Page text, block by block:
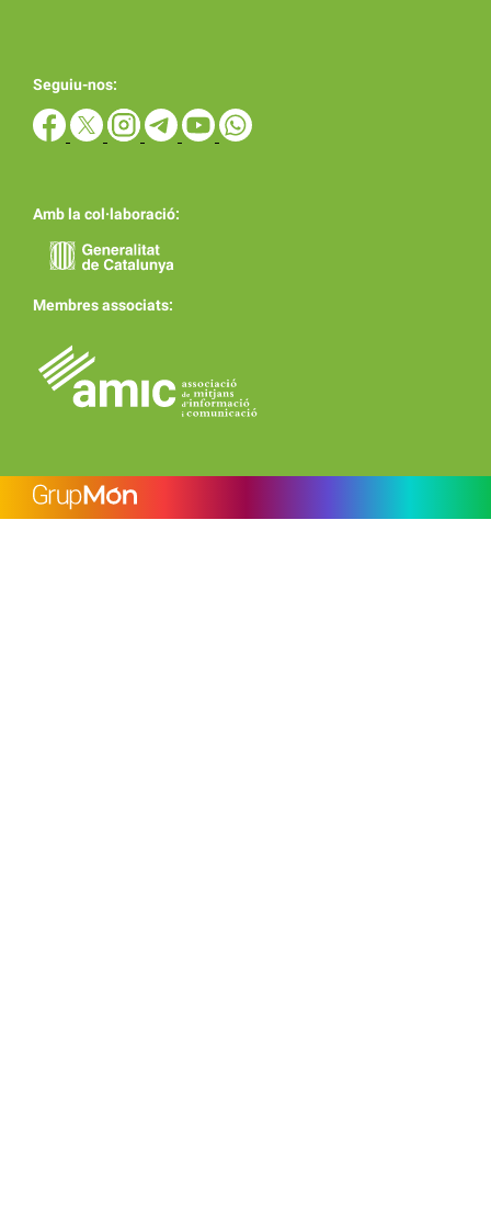
Seguiu-nos:
Amb la col·laboració:
Membres associats: